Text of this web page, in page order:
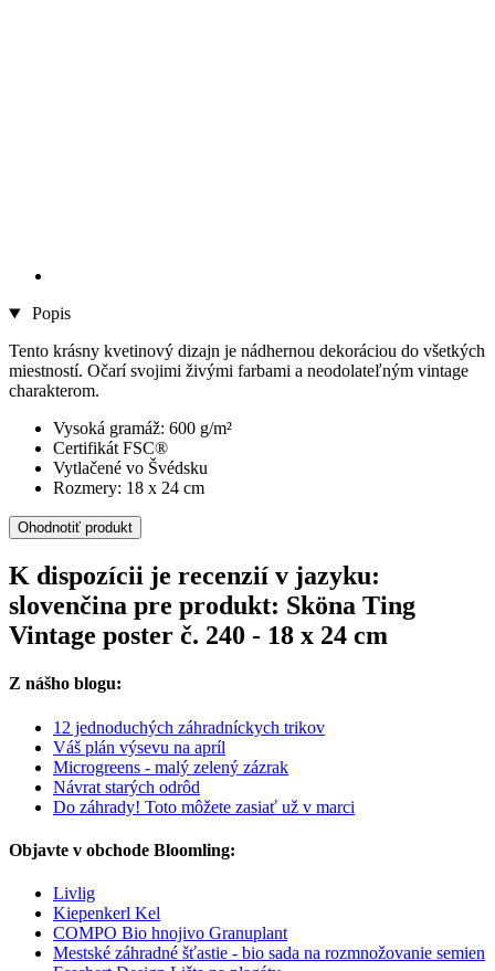
Popis
Tento krásny kvetinový dizajn je nádhernou dekoráciou do všetkých
miestností. Očarí svojimi živými farbami a neodolateľným vintage
charakterom.
Vysoká gramáž: 600 g/m²
Certifikát FSC®
Vytlačené vo Švédsku
Rozmery: 18 x 24 cm
Ohodnotiť produkt
K dispozícii je recenzií v jazyku:
slovenčina pre produkt: Sköna Ting
Vintage poster č. 240 - 18 x 24 cm
Z nášho blogu:
12 jednoduchých záhradníckych trikov
Váš plán výsevu na apríl
Microgreens - malý zelený zázrak
Návrat starých odrôd
Do záhrady! Toto môžete zasiať už v marci
Objavte v obchode Bloomling:
Livlig
Kiepenkerl Kel
COMPO Bio hnojivo Granuplant
Mestské záhradné šťastie - bio sada na rozmnožovanie semien